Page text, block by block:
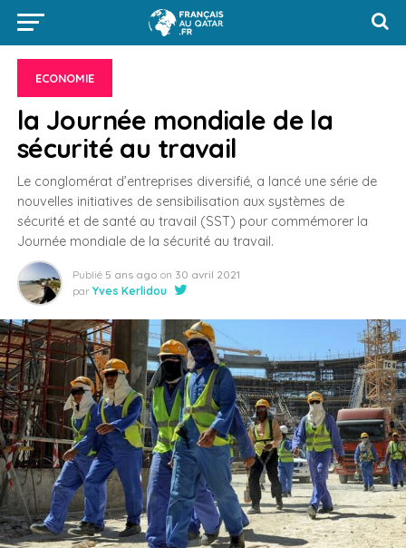
ECONOMIE
la Journée mondiale de la
sécurité au travail
Le conglomérat d’entreprises diversifié, a lancé une série de
nouvelles initiatives de sensibilisation aux systèmes de
sécurité et de santé au travail (SST) pour commémorer la
Journée mondiale de la sécurité au travail.
Publié 5 ans ago on 30 avril 2021
par Yves Kerlidou